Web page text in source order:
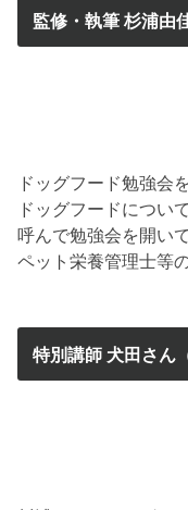
監修・執筆 杉浦由
ドッグフード勉強会
ドッグフードについ
呼んで勉強会を開い
ペット栄養管理士等
特別講師 犬田さん